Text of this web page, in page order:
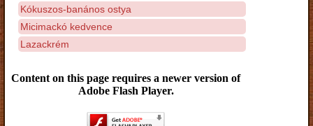
Kókuszos-banános ostya
Micimackó kedvence
Lazackrém
Content on this page requires a newer version of
Adobe Flash Player.